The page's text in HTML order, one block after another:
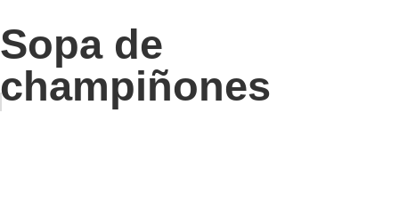
Sopa de
champiñones